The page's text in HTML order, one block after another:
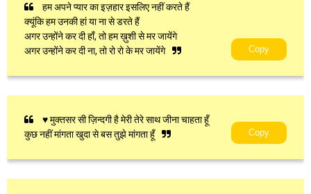
हम अपने प्यार का इज़हार इसलिए नहीं करते हैं
क्यूंकि हम उनकी हां या ना से डरते हैं
अगर उन्होंने कर दी हाँ, तो हम ख़ुशी से मर जायेंगे
अगर उन्होंने कर दी ना, तो रो रो के मर जायेंगे
Copy
♥ मुक्तसर सी ज़िन्दगी है मेरी तेरे साथ जीना चाहता हूँ
कुछ नहीं मांगता खुदा से बस तुझे मांगता हूँ
Copy